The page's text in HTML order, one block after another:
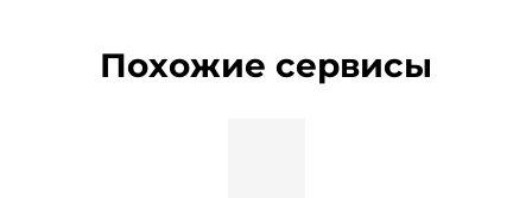
Похожие сервисы